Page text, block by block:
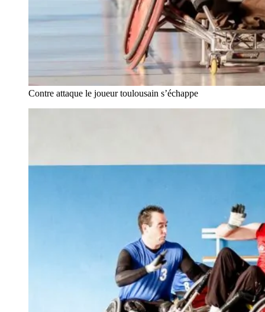
Contre attaque le joueur toulousain s’échappe